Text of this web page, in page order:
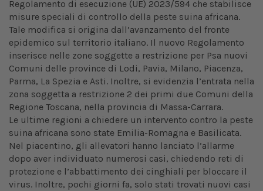
Regolamento di esecuzione (UE) 2023/594 che stabilisce
misure speciali di controllo della peste suina africana.
Tale modifica si origina dall’avanzamento del fronte
epidemico sul territorio italiano. Il nuovo Regolamento
inserisce nelle zone soggette a restrizione per Psa nuovi
Comuni delle province di Lodi, Pavia, Milano, Piacenza,
Parma, La Spezia e Asti. Inoltre, si evidenzia l’entrata nella
zona soggetta a restrizione 2 dei primi due Comuni della
Regione Toscana, nella provincia di Massa-Carrara.
Le ultime regioni a chiedere un intervento contro la peste
suina africana sono state Emilia-Romagna e Basilicata.
Nel piacentino, gli allevatori hanno lanciato l’allarme
dopo aver individuato numerosi casi, chiedendo reti di
protezione e l’abbattimento dei cinghiali per bloccare il
virus. Inoltre, pochi giorni fa, solo stati trovati nuovi casi